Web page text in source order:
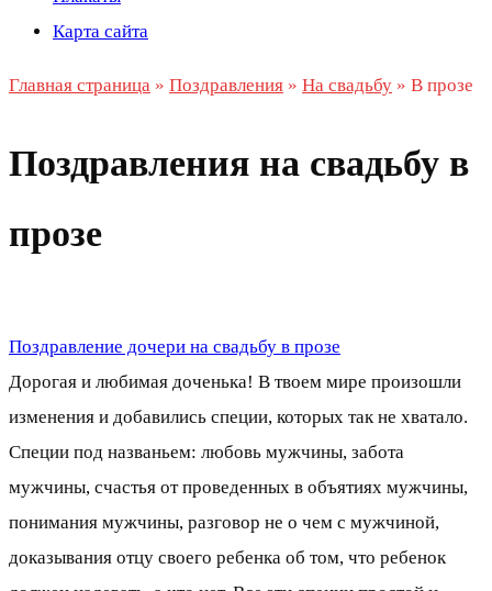
Карта сайта
Главная страница » Поздравления » На свадьбу » В прозе
Поздравления на свадьбу в
прозе
Поздравление дочери на свадьбу в прозе
Дорогая и любимая доченька! В твоем мире произошли
изменения и добавились специи, которых так не хватало.
Специи под названьем: любовь мужчины, забота
мужчины, счастья от проведенных в объятиях мужчины,
понимания мужчины, разговор не о чем с мужчиной,
доказывания отцу своего ребенка об том, что ребенок